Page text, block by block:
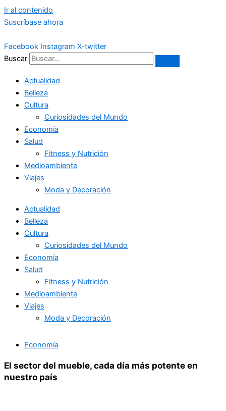
Ir al contenido
Suscríbase ahora
Facebook Instagram X-twitter
Buscar
Actualidad
Belleza
Cultura
Curiosidades del Mundo
Economía
Salud
Fitness y Nutrición
Medioambiente
Viajes
Moda y Decoración
Actualidad
Belleza
Cultura
Curiosidades del Mundo
Economía
Salud
Fitness y Nutrición
Medioambiente
Viajes
Moda y Decoración
Economía
El sector del mueble, cada día más potente en
nuestro país